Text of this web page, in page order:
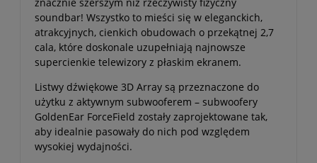
soundbar! Wszystko to mieści się w eleganckich,
atrakcyjnych, cienkich obudowach o przekątnej 2,7
cala, które doskonale uzupełniają najnowsze
supercienkie telewizory z płaskim ekranem.
Listwy dźwiękowe 3D Array są przeznaczone do
użytku z aktywnym subwooferem – subwoofery
GoldenEar ForceField zostały zaprojektowane tak,
aby idealnie pasowały do nich pod względem
wysokiej wydajności.